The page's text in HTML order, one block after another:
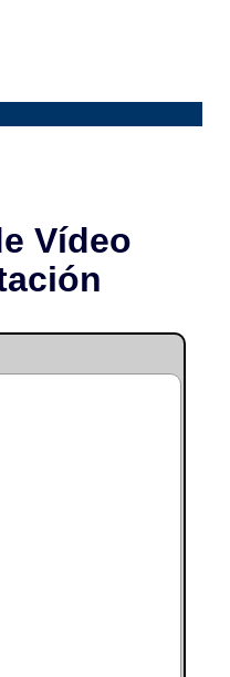
Vídeo